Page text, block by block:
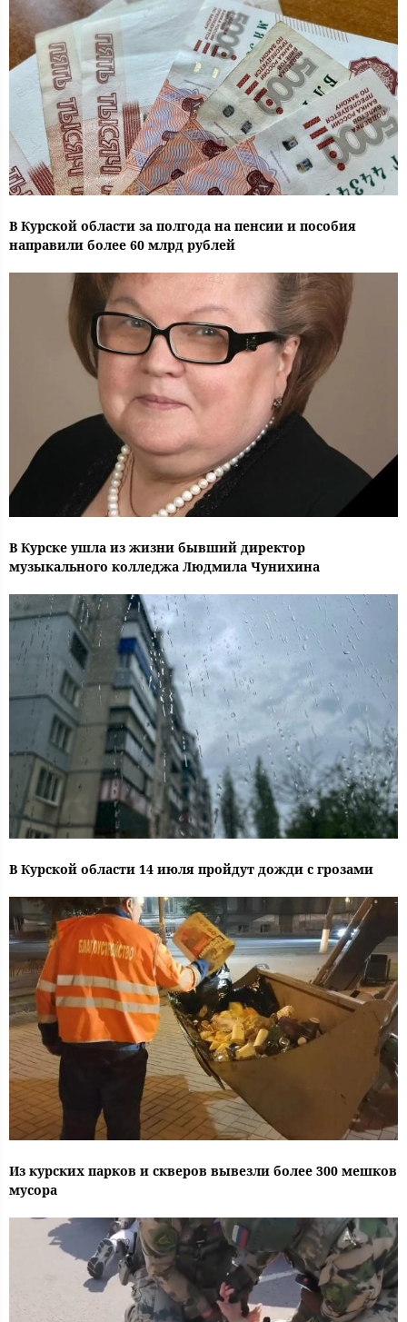
В Курской области за полгода на пенсии и пособия
направили более 60 млрд рублей
В Курске ушла из жизни бывший директор
музыкального колледжа Людмила Чунихина
В Курской области 14 июля пройдут дожди с грозами
Из курских парков и скверов вывезли более 300 мешков
мусора